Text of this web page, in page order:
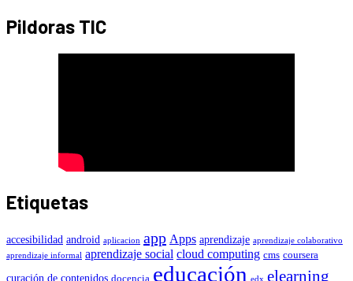
Pildoras TIC
Etiquetas
accesibilidad android aplicacion app Apps aprendizaje aprendizaje colaborativo
aprendizaje informal aprendizaje social cloud computing cms coursera
curación de contenidos docencia educación edx elearning